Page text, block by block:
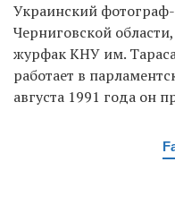
Украинский
Черниговской
журфак КНУ им.
работает в
августа 1991 года он